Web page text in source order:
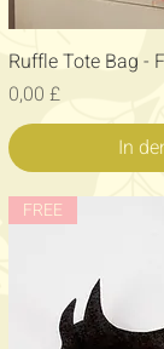
Ruffle Tote Bag -
Preis
0,00 £
In
FREE